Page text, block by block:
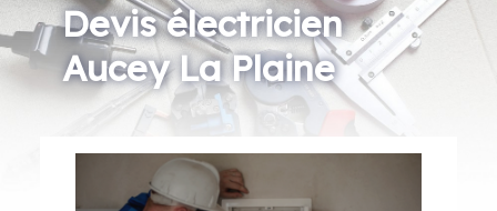
Devis électricien
Aucey La Plaine